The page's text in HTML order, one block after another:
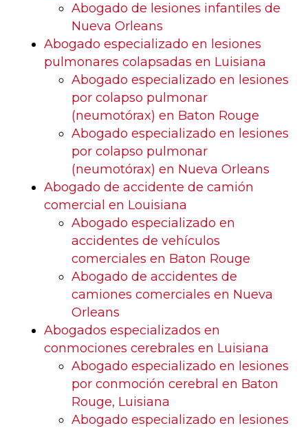
Abogado de lesiones infantiles de
Nueva Orleans
Abogado especializado en lesiones
pulmonares colapsadas en Luisiana
Abogado especializado en lesiones
por colapso pulmonar
(neumotórax) en Baton Rouge
Abogado especializado en lesiones
por colapso pulmonar
(neumotórax) en Nueva Orleans
Abogado de accidente de camión
comercial en Louisiana
Abogado especializado en
accidentes de vehículos
comerciales en Baton Rouge
Abogado de accidentes de
camiones comerciales en Nueva
Orleans
Abogados especializados en
conmociones cerebrales en Luisiana
Abogado especializado en lesiones
por conmoción cerebral en Baton
Rouge, Luisiana
Abogado especializado en lesiones